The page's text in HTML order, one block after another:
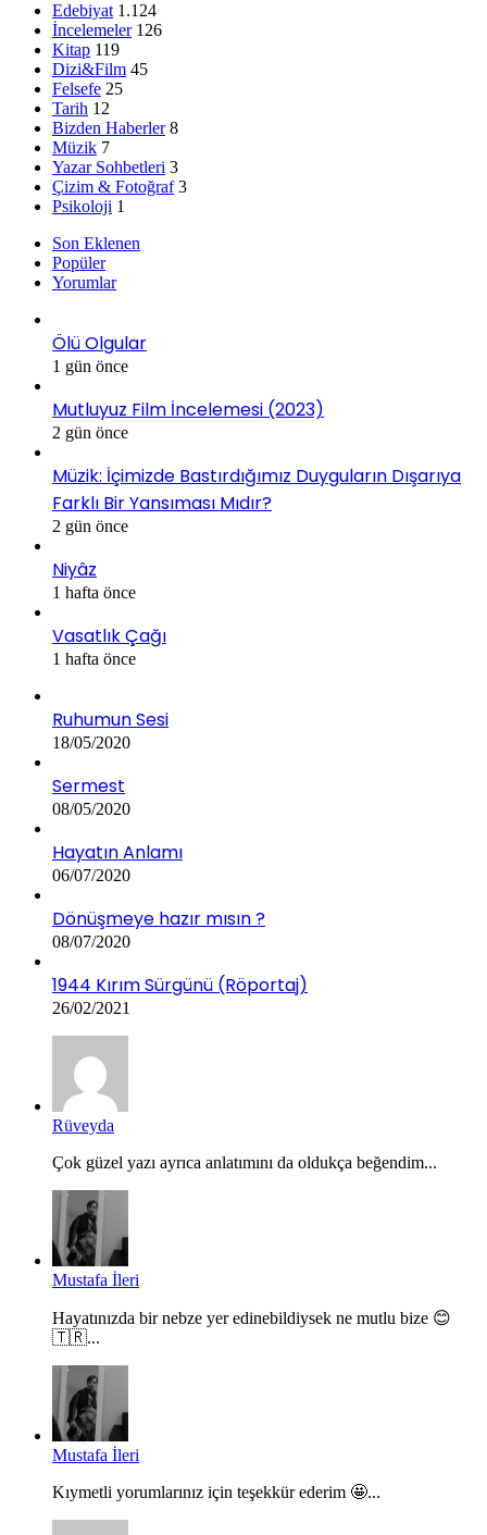
Edebiyat 1.124
İncelemeler 126
Kitap 119
Dizi&Film 45
Felsefe 25
Tarih 12
Bizden Haberler 8
Müzik 7
Yazar Sohbetleri 3
Çizim & Fotoğraf 3
Psikoloji 1
Son Eklenen
Popüler
Yorumlar
Ölü Olgular
1 gün önce
Mutluyuz Film İncelemesi (2023)
2 gün önce
Müzik: İçimizde Bastırdığımız Duyguların Dışarıya
Farklı Bir Yansıması Mıdır?
2 gün önce
Niyâz
1 hafta önce
Vasatlık Çağı
1 hafta önce
Ruhumun Sesi
18/05/2020
Sermest
08/05/2020
Hayatın Anlamı
06/07/2020
Dönüşmeye hazır mısın ?
08/07/2020
1944 Kırım Sürgünü (Röportaj)
26/02/2021
Rüveyda
Çok güzel yazı ayrıca anlatımını da oldukça beğendim...
Mustafa İleri
Hayatınızda bir nebze yer edinebildiysek ne mutlu bize 😊
🇹🇷...
Mustafa İleri
Kıymetli yorumlarınız için teşekkür ederim 🤩...